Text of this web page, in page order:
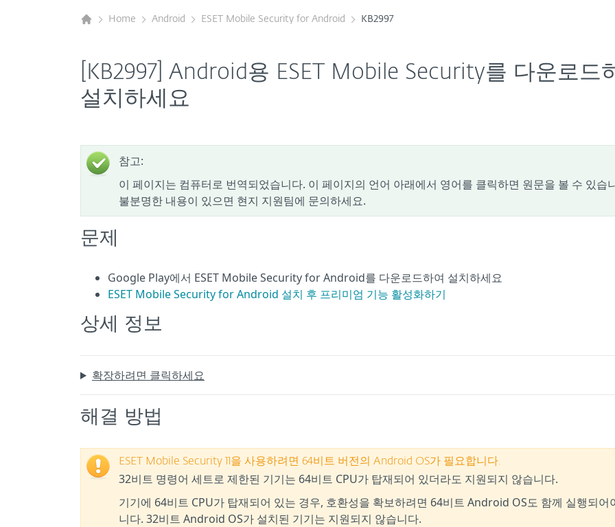
Home Android ESET Mobile Security for Android KB2997
[KB2997] Android용 ESET Mobile Security를 다운로드
설치하세요
참고:
이 페이지는 컴퓨터로 번역되었습니다. 이 페이지의 언어 아래에서 영어를 클릭하면 원문을 볼 수 있습
불분명한 내용이 있으면 현지 지원팀에 문의하세요.
문제
Google Play에서 ESET Mobile Security for Android를 다운로드하여 설치하세요
ESET Mobile Security for Android 설치 후 프리미엄 기능 활성화하기
상세 정보
확장하려면 클릭하세요
해결 방법
ESET Mobile Security 11을 사용하려면 64비트 버전의 Android OS가 필요합니다.
32비트 명령어 세트로 제한된 기기는 64비트 CPU가 탑재되어 있더라도 지원되지 않습니다.
기기에 64비트 CPU가 탑재되어 있는 경우, 호환성을 확보하려면 64비트 Android OS도 함께 실행되어
니다. 32비트 Android OS가 설치된 기기는 지원되지 않습니다.